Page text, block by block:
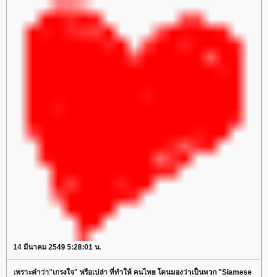
14 มีนาคม 2549 5:28:01 น.
เพราะคำว่า"เกรงใจ" หรือเปล่า ที่ทำให้ คนไทย โดนมองว่าเป็นพวก "Siamese